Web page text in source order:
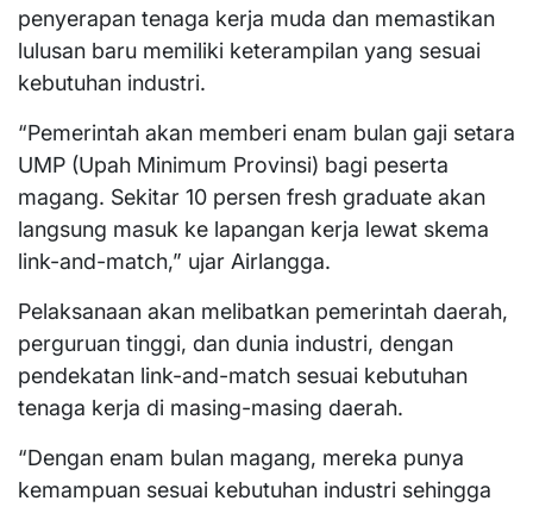
penyerapan tenaga kerja muda dan memastikan
lulusan baru memiliki keterampilan yang sesuai
kebutuhan industri.
“Pemerintah akan memberi enam bulan gaji setara
UMP (Upah Minimum Provinsi) bagi peserta
magang. Sekitar 10 persen fresh graduate akan
langsung masuk ke lapangan kerja lewat skema
link-and-match,” ujar Airlangga.
Pelaksanaan akan melibatkan pemerintah daerah,
perguruan tinggi, dan dunia industri, dengan
pendekatan link-and-match sesuai kebutuhan
tenaga kerja di masing-masing daerah.
“Dengan enam bulan magang, mereka punya
kemampuan sesuai kebutuhan industri sehingga